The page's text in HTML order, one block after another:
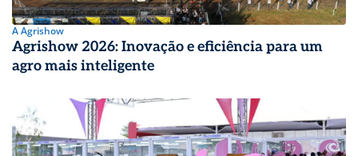
A Agrishow
Agrishow 2026: Inovação e eficiência para um
agro mais inteligente